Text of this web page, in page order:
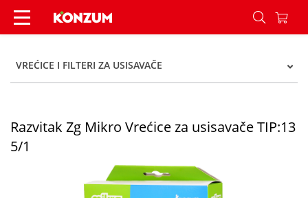
Razvitak Zg Mikro Vrećice za usisavače TIP:13 5/
VREĆICE I FILTERI ZA USISAVAČE
Razvitak Zg Mikro Vrećice za usisavače TIP:13
5/1